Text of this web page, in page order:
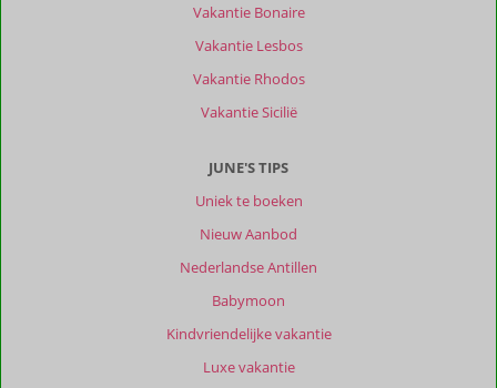
Vakantie Bonaire
Vakantie Lesbos
Vakantie Rhodos
Vakantie Sicilië
JUNE'S TIPS
Uniek te boeken
Nieuw Aanbod
Nederlandse Antillen
Babymoon
Kindvriendelijke vakantie
Luxe vakantie